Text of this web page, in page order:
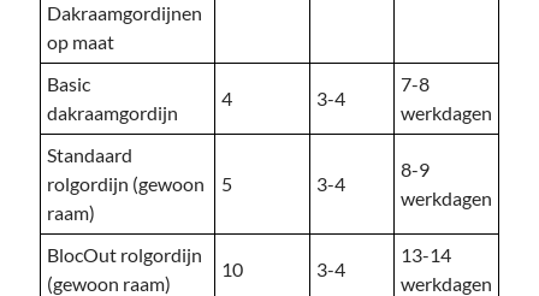
Dakraamgordijnen
op maat
Basic
dakraamgordijn
4 3-4
7-8
werkdagen
Standaard
rolgordijn (gewoon
raam)
5 3-4
8-9
werkdagen
BlocOut rolgordijn
(gewoon raam)
10 3-4
13-14
werkdagen